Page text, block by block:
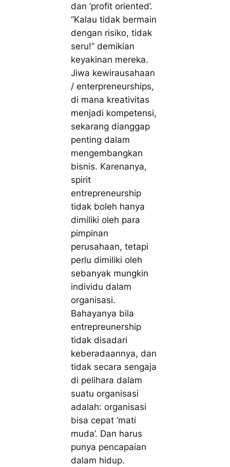
dan ‘profit oriented’.
“Kalau tidak bermain
dengan risiko, tidak
seru!” demikian
keyakinan mereka.
Jiwa kewirausahaan
/ enterpreneurships,
di mana kreativitas
menjadi kompetensi,
sekarang dianggap
penting dalam
mengembangkan
bisnis. Karenanya,
spirit
entrepreneurship
tidak boleh hanya
dimiliki oleh para
pimpinan
perusahaan, tetapi
perlu dimiliki oleh
sebanyak mungkin
individu dalam
organisasi.
Bahayanya bila
entrepreunership
tidak disadari
keberadaannya, dan
tidak secara sengaja
di pelihara dalam
suatu organisasi
adalah: organisasi
bisa cepat ‘mati
muda’. Dan harus
punya pencapaian
dalam hidup.